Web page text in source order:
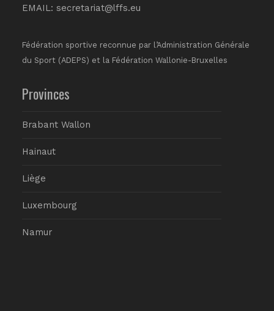
EMAIL: secretariat@lffs.eu
Fédération sportive reconnue par l’Administration Générale
du Sport (ADEPS) et la Fédération Wallonie-Bruxelles
Provinces
Brabant Wallon
Hainaut
Liège
Luxembourg
Namur